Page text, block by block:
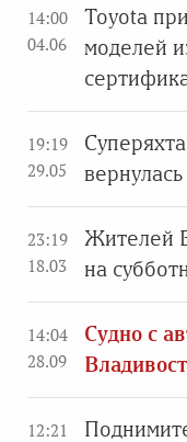
14:00
04.06
Toyota
моделей
19:19
29.05
23:19
18.03
Жителей
на
14:04
28.09
Судно с
12:21